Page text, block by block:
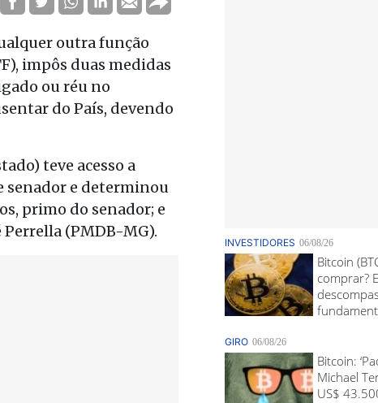
outra função
impôs duas medidas
ou réu no
do País, devendo
teve acesso a
senador e determinou
primo do senador; e
(PMDB-MG).